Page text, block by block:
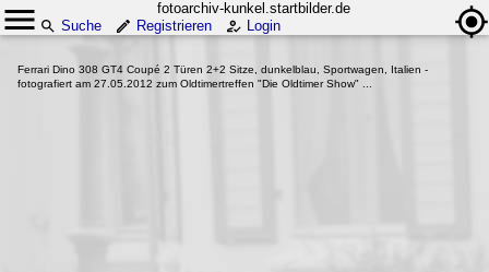
fotoarchiv-kunkel.startbilder.de
Suche
Registrieren Login
Ferrari Dino 308 GT4 Coupé 2 Türen 2+2 Sitze, dunkelblau, Sportwagen, Italien -
fotografiert am 27.05.2012 zum Oldtimertreffen "Die Oldtimer Show" ...